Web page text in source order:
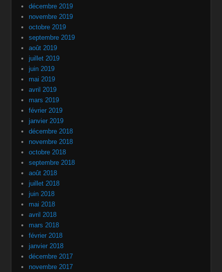
décembre 2019
novembre 2019
octobre 2019
septembre 2019
août 2019
juillet 2019
juin 2019
mai 2019
avril 2019
mars 2019
février 2019
janvier 2019
décembre 2018
novembre 2018
octobre 2018
septembre 2018
août 2018
juillet 2018
juin 2018
mai 2018
avril 2018
mars 2018
février 2018
janvier 2018
décembre 2017
novembre 2017